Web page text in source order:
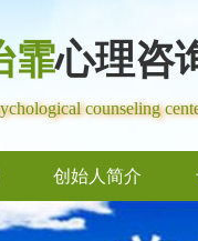
霏心理咨
counseling
创始人简介